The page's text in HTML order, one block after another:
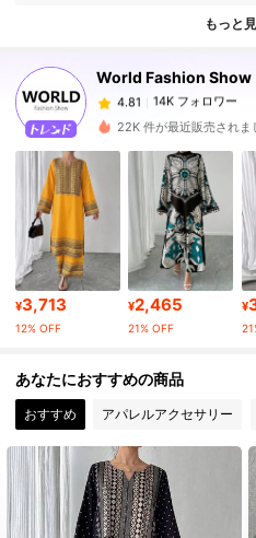
もっと
World Fashion Show
14K フォロワー
4.81
14K フォロワー
h***4 は1日前に購入しま
4.81 14K フォロワー
14K フォロワー
4.81 14K フォロワー
14K フォロワー
4.81 14K フォロワー
22K 件が最近販売されま
¥3,713
12% OFF
¥2,465
21% OFF
¥
あなたにおすすめの商品
おすすめ アパレルアクセサリー